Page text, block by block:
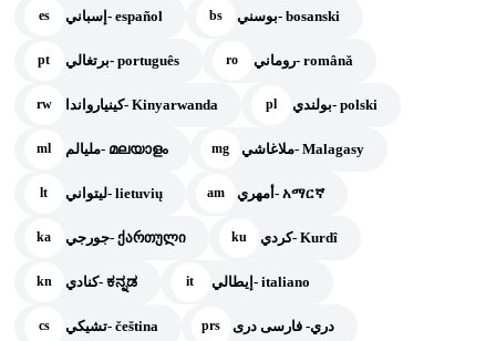
es إسباني- español bs بوسني- bosanski
pt برتغالي- português ro روماني- română
rw كينيارواندا- Kinyarwanda pl بولندي- polski
ml مليالم- മലയാളം mg ملاغاشي- Malagasy
lt ليتواني- lietuvių am أمهري- አማርኛ
ka جورجي- ქართული ku كردي- Kurdî
kn كنادي- ಕನ್ನಡ it إيطالي- italiano
cs تشيكي- čeština prs دري- فارسی دری